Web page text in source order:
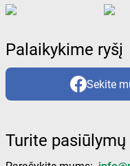
Palaikykime ryšį
Sekite
Turite